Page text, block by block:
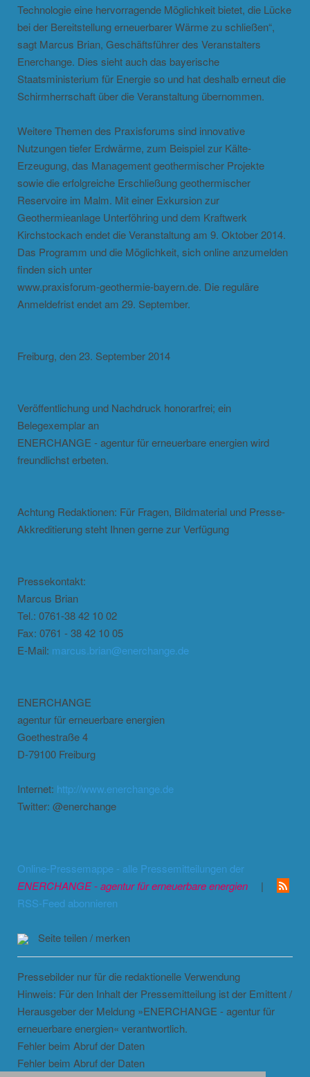
Technologie eine hervorragende Möglichkeit bietet, die Lücke
bei der Bereitstellung erneuerbarer Wärme zu schließen“,
sagt Marcus Brian, Geschäftsführer des Veranstalters
Enerchange. Dies sieht auch das bayerische
Staatsministerium für Energie so und hat deshalb erneut die
Schirmherrschaft über die Veranstaltung übernommen.
Weitere Themen des Praxisforums sind innovative
Nutzungen tiefer Erdwärme, zum Beispiel zur Kälte-
Erzeugung, das Management geothermischer Projekte
sowie die erfolgreiche Erschließung geothermischer
Reservoire im Malm. Mit einer Exkursion zur
Geothermieanlage Unterföhring und dem Kraftwerk
Kirchstockach endet die Veranstaltung am 9. Oktober 2014.
Das Programm und die Möglichkeit, sich online anzumelden
finden sich unter
www.praxisforum-geothermie-bayern.de. Die reguläre
Anmeldefrist endet am 29. September.
Freiburg, den 23. September 2014
Veröffentlichung und Nachdruck honorarfrei; ein
Belegexemplar an
ENERCHANGE - agentur für erneuerbare energien wird
freundlichst erbeten.
Achtung Redaktionen: Für Fragen, Bildmaterial und Presse-
Akkreditierung steht Ihnen gerne zur Verfügung
Pressekontakt:
Marcus Brian
Tel.: 0761-38 42 10 02
Fax: 0761 - 38 42 10 05
E-Mail: marcus.brian@enerchange.de
ENERCHANGE
agentur für erneuerbare energien
Goethestraße 4
D-79100 Freiburg
Internet: http://www.enerchange.de
Twitter: @enerchange
Online-Pressemappe - alle Pressemitteilungen der
ENERCHANGE - agentur für erneuerbare energien
|
RSS-Feed abonnieren
Seite teilen / merken
Pressebilder nur für die redaktionelle Verwendung
Hinweis: Für den Inhalt der Pressemitteilung ist der Emittent /
Herausgeber der Meldung »ENERCHANGE - agentur für
erneuerbare energien« verantwortlich.
Fehler beim Abruf der Daten
Fehler beim Abruf der Daten